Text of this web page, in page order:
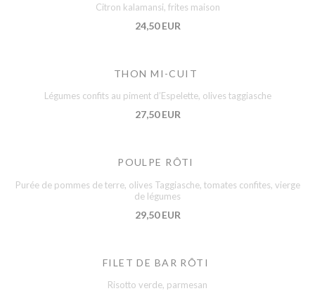
Citron kalamansi, frites maison
24,50 EUR
THON MI-CUIT
Légumes confits au piment d’Espelette, olives taggiasche
27,50 EUR
POULPE RÔTI
Purée de pommes de terre, olives Taggiasche, tomates confites, vierge
de légumes
29,50 EUR
FILET DE BAR RÔTI
Risotto verde, parmesan